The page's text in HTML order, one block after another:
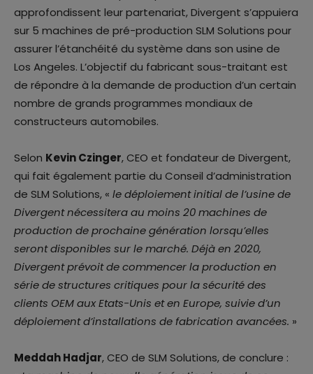
approfondissent leur partenariat, Divergent s’appuiera
sur 5 machines de pré-production SLM Solutions pour
assurer l’étanchéité du système dans son usine de
Los Angeles. L’objectif du fabricant sous-traitant est
de répondre à la demande de production d’un certain
nombre de grands programmes mondiaux de
constructeurs automobiles.
Selon Kevin Czinger, CEO et fondateur de Divergent,
qui fait également partie du Conseil d’administration
de SLM Solutions, « le déploiement initial de l’usine de
Divergent nécessitera au moins 20 machines de
production de prochaine génération lorsqu’elles
seront disponibles sur le marché. Déjà en 2020,
Divergent prévoit de commencer la production en
série de structures critiques pour la sécurité des
clients OEM aux Etats-Unis et en Europe, suivie d’un
déploiement d’installations de fabrication avancées. »
Meddah Hadjar, CEO de SLM Solutions, de conclure :